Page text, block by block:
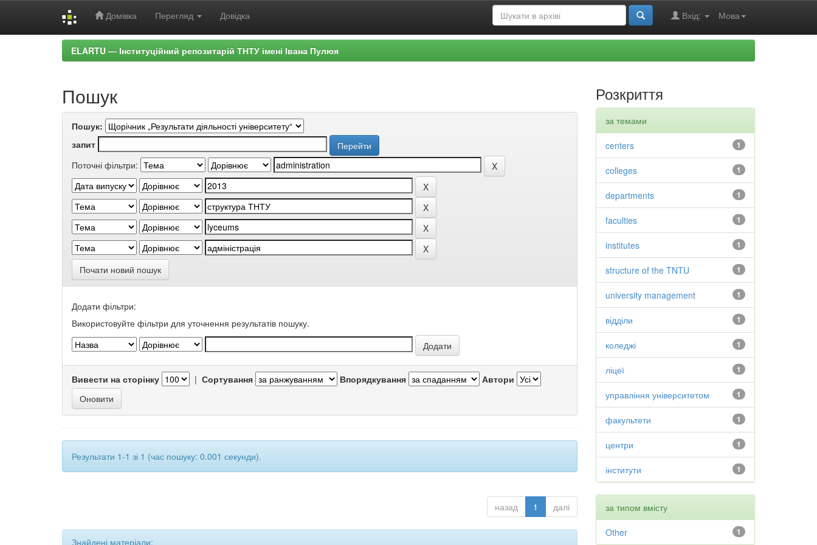
Домівка Перегляд Довідка Мова
Вхід:
ELARTU — Інституційний репозитарій ТНТУ імені Івана Пулюя
Пошук
Пошук:
запит
Поточні фільтри:
Почати новий пошук
Додати фільтри:
Використовуйте фільтри для уточнення результатів пошуку.
Вивести на сторінку | Сортування Впорядкування Автори
Результати 1-1 зі 1 (час пошуку: 0.001 секунди).
назад 1 далі
Знайдені матеріали:
Розкриття
за темами
1
centers
1
colleges
1
departments
1
faculties
1
institutes
1
structure of the TNTU
1
university management
1
відділи
1
коледжі
1
ліцеї
1
управління університетом
1
факультети
1
центри
1
інститути
за типом вмісту
1
Other